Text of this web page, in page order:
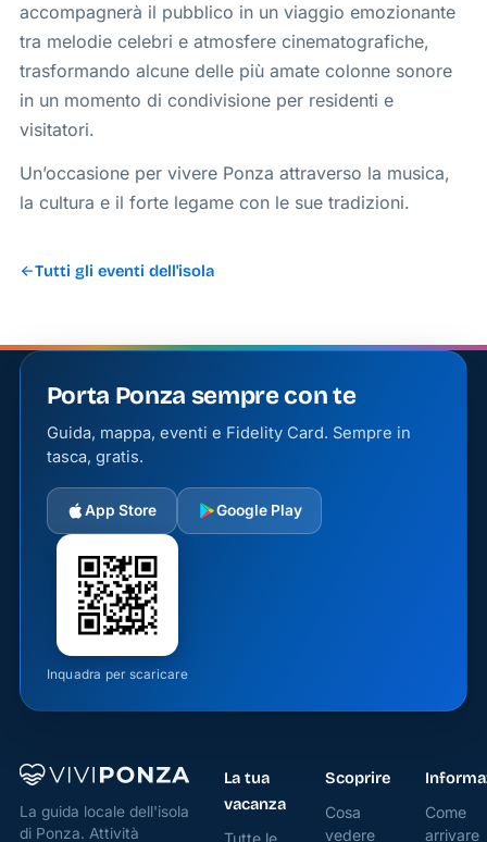
accompagnerà il pubblico in un viaggio emozionante
tra melodie celebri e atmosfere cinematografiche,
trasformando alcune delle più amate colonne sonore
in un momento di condivisione per residenti e
visitatori.
Un’occasione per vivere Ponza attraverso la musica,
la cultura e il forte legame con le sue tradizioni.
Tutti gli eventi dell'isola
Porta Ponza sempre con te
Guida, mappa, eventi e Fidelity Card. Sempre in
tasca, gratis.
App Store Google Play
Inquadra per scaricare
La guida locale dell'isola
di Ponza. Attività
La tua
vacanza
Tutte le
Scoprire
Cosa
vedere
Come
arrivare